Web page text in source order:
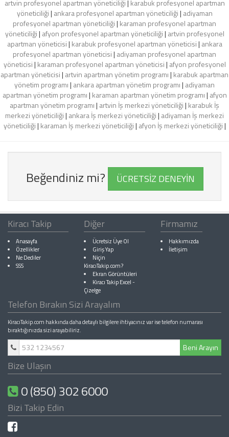
artvin profesyonel apartman yöneticiliği| karabuk profesyonel apartman
yöneticiliği| ankara profesyonel apartman yöneticiliği| adiyaman
profesyonel apartman yöneticiliği| karaman profesyonel apartman
yöneticiliği| afyon profesyonel apartman yöneticiliği| artvin profesyonel
apartman yöneticisi| karabuk profesyonel apartman yöneticisi| ankara
profesyonel apartman yöneticisi| adiyaman profesyonel apartman
yöneticisi| karaman profesyonel apartman yöneticisi| afyon profesyonel
apartman yöneticisi| artvin apartman yönetim programı| karabuk apartman
yönetim programı| ankara apartman yönetim programı| adiyaman
apartman yönetim programı| karaman apartman yönetim programı| afyon
apartman yönetim programı| artvin İş merkezi yöneticiliği| karabuk İş
merkezi yöneticiliği| ankara İş merkezi yöneticiliği| adiyaman İş merkezi
yöneticiliği| karaman İş merkezi yöneticiliği| afyon İş merkezi yöneticiliği|
Beğendiniz mi? ÜCRETSİZ DENEYİN
Kiracı Takip
Anasayfa
Özellikler
Ne Dediler
SSS
Diğer
Ücretsiz Üye Ol
Giriş Yap
Niçin
KiracıTakip.com?
Ekran Görüntüleri
Kiracı Takip Excel-
Çizelge
Firmamız
Hakkımızda
İletişim
Telefon Bırakın Sizi Arayalım
KiracıTakip.com hakkında daha detaylı bilgilere ihtiyacınız var ise telefon numarası
bıraktığınızda sizi arayabiliriz.
Beni Arayın
Bize Ulaşın
0 (850) 302 6000
Bizi Takip Edin